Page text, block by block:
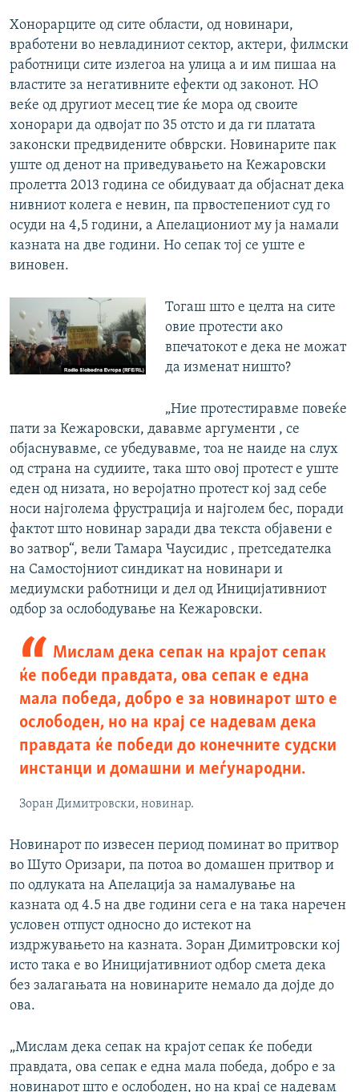
Хонорарците од сите области, од новинари,
вработени во невладиниот сектор, актери, филмски
работници сите излегоа на улица а и им пишаа на
властите за негативните ефекти од законот. НО
веќе од другиот месец тие ќе мора од своите
хонорари да одвојат по 35 отсто и да ги платата
законски предвидените обврски. Новинарите пак
уште од денот на приведувањето на Кежаровски
пролетта 2013 година се обидуваат да објаснат дека
нивниот колега е невин, па првостепениот суд го
осуди на 4,5 години, а Апелациониот му ја намали
казната на две години. Но сепак тој се уште е
виновен.
Тогаш што е целта на сите
овие протести ако
впечатокот е дека не можат
да изменат ништо?
„Ние протестиравме повеќе
пати за Кежаровски, дававме аргументи , се
објаснувавме, се убедувавме, тоа не наиде на слух
од страна на судиите, така што овој протест е уште
еден од низата, но веројатно протест кој зад себе
носи најголема фрустрација и најголем бес, поради
фактот што новинар заради два текста објавени е
во затвор“, вели Тамара Чаусидис , претседателка
на Самостојниот синдикат на новинари и
медиумски работници и дел од Иницијативниот
одбор за ослободување на Кежаровски.
Мислам дека сепак на крајот сепак
ќе победи правдата, ова сепак е една
мала победа, добро е за новинарот што е
ослободен, но на крај се надевам дека
правдата ќе победи до конечните судски
инстанци и домашни и меѓународни.
Зоран Димитровски, новинар.
Новинарот по извесен период поминат во притвор
во Шуто Оризари, па потоа во домашен притвор и
по одлуката на Апелација за намалување на
казната од 4.5 на две години сега е на така наречен
условен отпуст односно до истекот на
издржувањето на казната. Зоран Димитровски кој
исто така е во Иницијативниот одбор смета дека
без залагањата на новинарите немало да дојде до
ова.
„Мислам дека сепак на крајот сепак ќе победи
правдата, ова сепак е една мала победа, добро е за
новинарот што е ослободен, но на крај се надевам